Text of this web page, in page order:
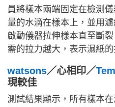
員將樣本兩端固定在檢測
量的水滴在樣本上，並用
啟動儀器拉伸樣本直至斷
需的拉力越大，表示濕紙的
watsons／心相印／
現較佳
測試結果顯示，所有樣本